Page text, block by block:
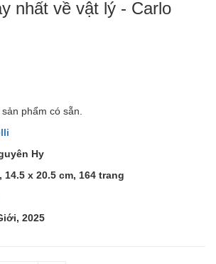
nhất về vật lý - Carlo
phẩm có sẵn.
Hy
14.5 x 20.5 cm, 164 trang
2025